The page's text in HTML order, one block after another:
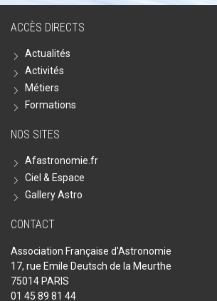
ACCÈS DIRECTS
Actualités
Activités
Métiers
Formations
NOS SITES
Afastronomie.fr
Ciel & Espace
Gallery Astro
CONTACT
Association Française d'Astronomie
17, rue Emile Deutsch de la Meurthe
75014 PARIS
01 45 89 81 44